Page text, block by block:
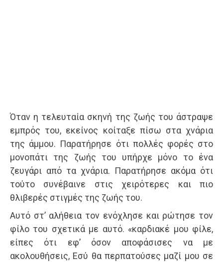
Όταν η τελευταία σκηνή της ζωής του άστραψε
εμπρός του, εκείνος κοίταξε πίσω στα χνάρια
της άμμου. Παρατήρησε ότι πολλές φορές στο
μονοπάτι της ζωής του υπήρχε μόνο το ένα
ζευγάρι από τα χνάρια. Παρατήρησε ακόμα ότι
τούτο συνέβαινε στις χειρότερες και πιο
θλιβερές στιγμές της ζωής του.
Αυτό στ’ αλήθεια τον ενόχλησε και ρώτησε τον
φίλο του σχετικά με αυτό. «καρδιακέ μου φίλε,
είπες ότι εφ’ όσον αποφάσισες να με
ακολουθήσεις, Εσύ θα περπατούσες μαζί μου σε